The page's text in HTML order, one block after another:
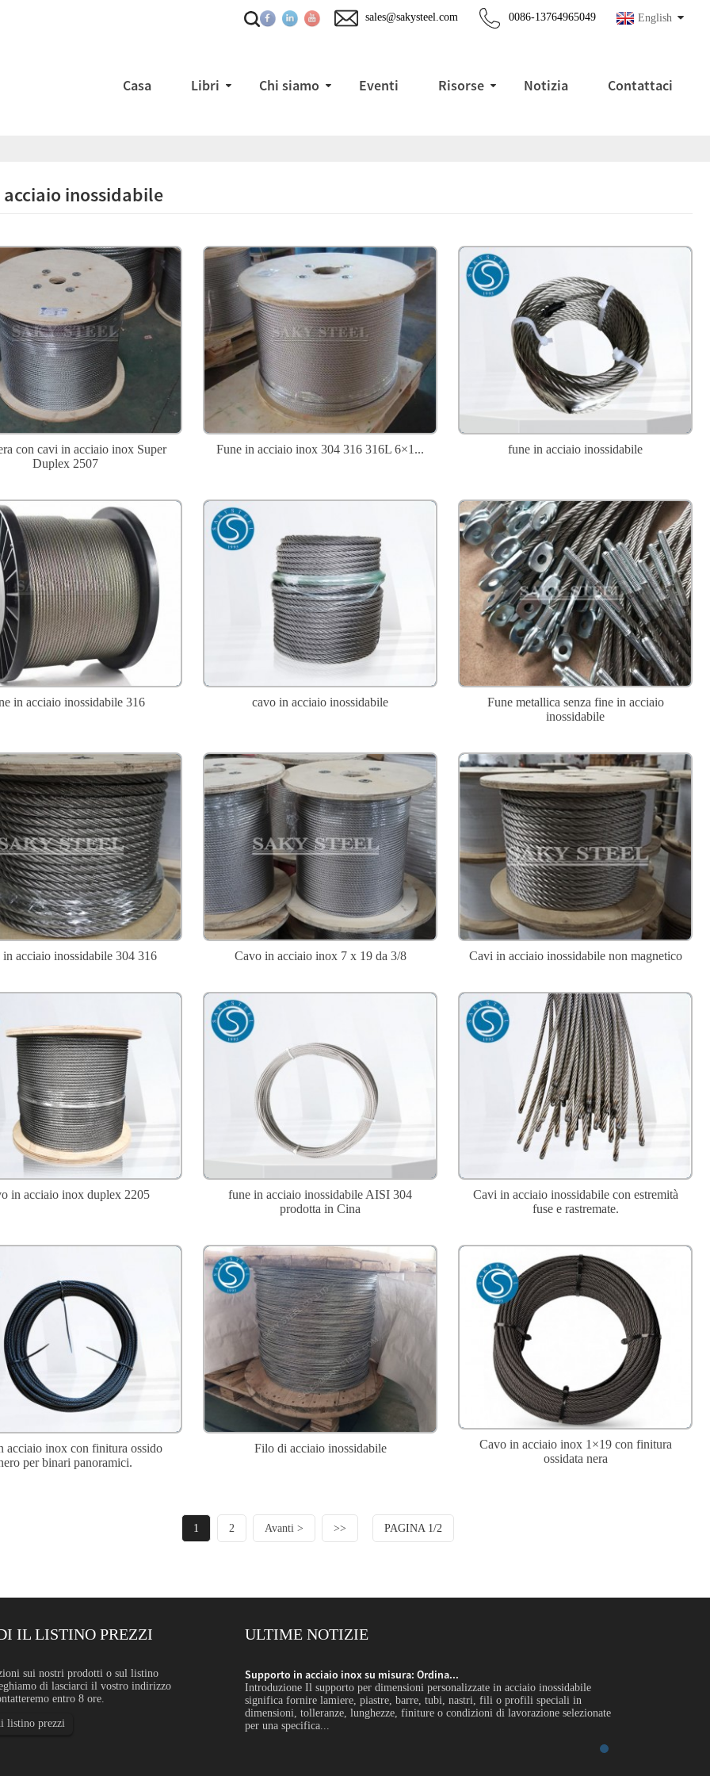
English
0086-13764965049
sales@sakysteel.com
Casa Libri Chi siamo Eventi Risorse Notizia Contattaci
inossidabile
con cavi in ​​acciaio inox Super
Duplex 2507
Fune in acciaio inox 304 316 316L 6×1... fune in acciaio inossidabile
in acciaio inossidabile 316 cavo in acciaio inossidabile
Fune metallica senza fine in acciaio
inossidabile
in acciaio inossidabile 304 316 Cavo in acciaio inox 7 x 19 da 3/8 Cavi in ​​acciaio inossidabile non magnetico
in acciaio inox duplex 2205
fune in acciaio inossidabile AISI 304
prodotta in Cina
Cavi in ​​acciaio inossidabile con estremità
fuse e rastremate.
​​acciaio inox con finitura ossido
per binari panoramici.
Filo di acciaio inossidabile
Cavo in acciaio inox 1×19 con finitura
ossidata nera
1 2 Avanti > >> PAGINA 1/2
IL LISTINO PREZZI
sui nostri prodotti o sul listino
di lasciarci il vostro indirizzo
entro 8 ore.
listino prezzi
ULTIME NOTIZIE
misura: Ordina...
personalizzate in acciaio inossidabile
barre, tubi, nastri, fili o profili speciali in
Supporto in acciaio inox su misura: Ordina...
Introduzione Il supporto per dimensioni personalizzate in acciaio inossidabile
significa fornire lamiere, piastre, barre, tubi, nastri, fili o profili speciali in
dimensioni, tolleranze, lunghezze, finiture o condizioni di lavorazione selezionate
per una specifica...